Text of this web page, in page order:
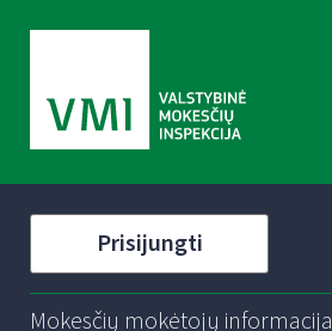
Prisijungti
Mokesčių mokėtojų informacija